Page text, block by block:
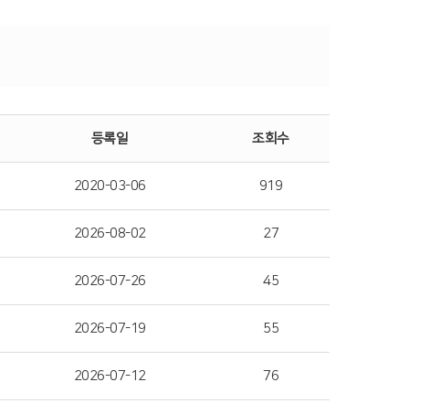
등록일 조회수
2020-03-06 919
2026-08-02 27
2026-07-26 45
2026-07-19 55
2026-07-12 76